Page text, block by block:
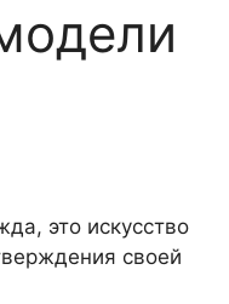
это искусство
своей